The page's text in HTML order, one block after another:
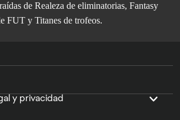
de Realeza de eliminatorias, Fantasy
FUT y Titanes de trofeos.
y privacidad